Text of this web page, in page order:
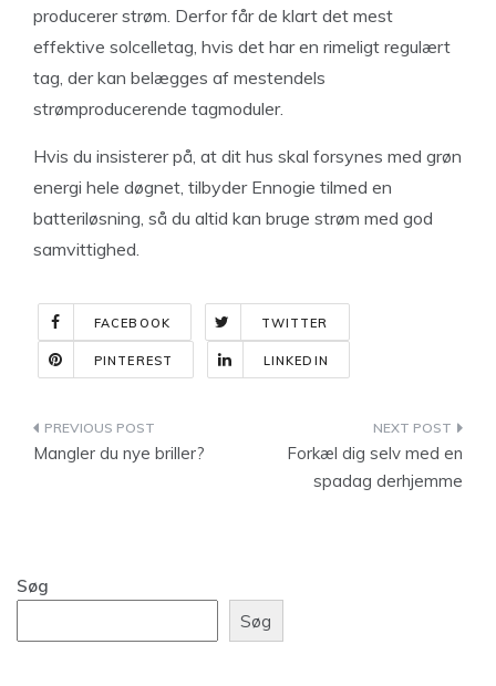
producerer strøm. Derfor får de klart det mest
effektive solcelletag, hvis det har en rimeligt regulært
tag, der kan belægges af mestendels
strømproducerende tagmoduler.
Hvis du insisterer på, at dit hus skal forsynes med grøn
energi hele døgnet, tilbyder Ennogie tilmed en
batteriløsning, så du altid kan bruge strøm med god
samvittighed.
FACEBOOK TWITTER
PINTEREST LINKEDIN
Indlægsnavigation
Mangler du nye briller?
Forkæl dig selv med en
spadag derhjemme
Søg
Søg